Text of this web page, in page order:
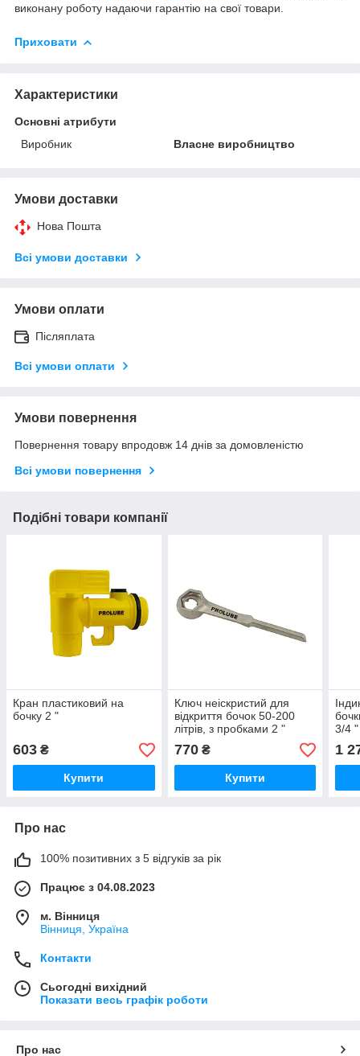
виконану роботу надаючи гарантію на свої товари.
Приховати
Характеристики
Основні атрибути
Виробник
Власне виробництво
Умови доставки
Нова Пошта
Всі умови доставки
Умови оплати
Післяплата
Всі умови оплати
Умови повернення
Повернення товару впродовж 14 днів за домовленістю
Всі умови повернення
Подібні товари компанії
Кран пластиковий на
бочку 2 "
603 ₴
Купити
Ключ неіскристий для
відкриття бочок 50-200
літрів, з пробками 2 "
770₴
Купити
3/4 "
1
Про нас
100% позитивних з 5 відгуків за рік
Працює з 04.08.2023
м. Вінниця
Вінниця, Україна
Контакти
Сьогодні вихідний
Показати весь графік роботи
Про нас